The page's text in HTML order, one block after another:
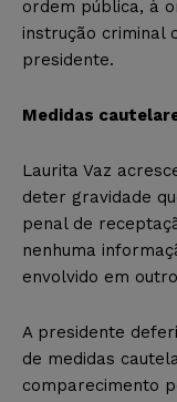
ordem pública, à
instrução criminal
presidente.
Medidas
Laurita Vaz
deter gravidade
penal de
nenhuma
envolvido em
A presidente
de medidas
comparecimento